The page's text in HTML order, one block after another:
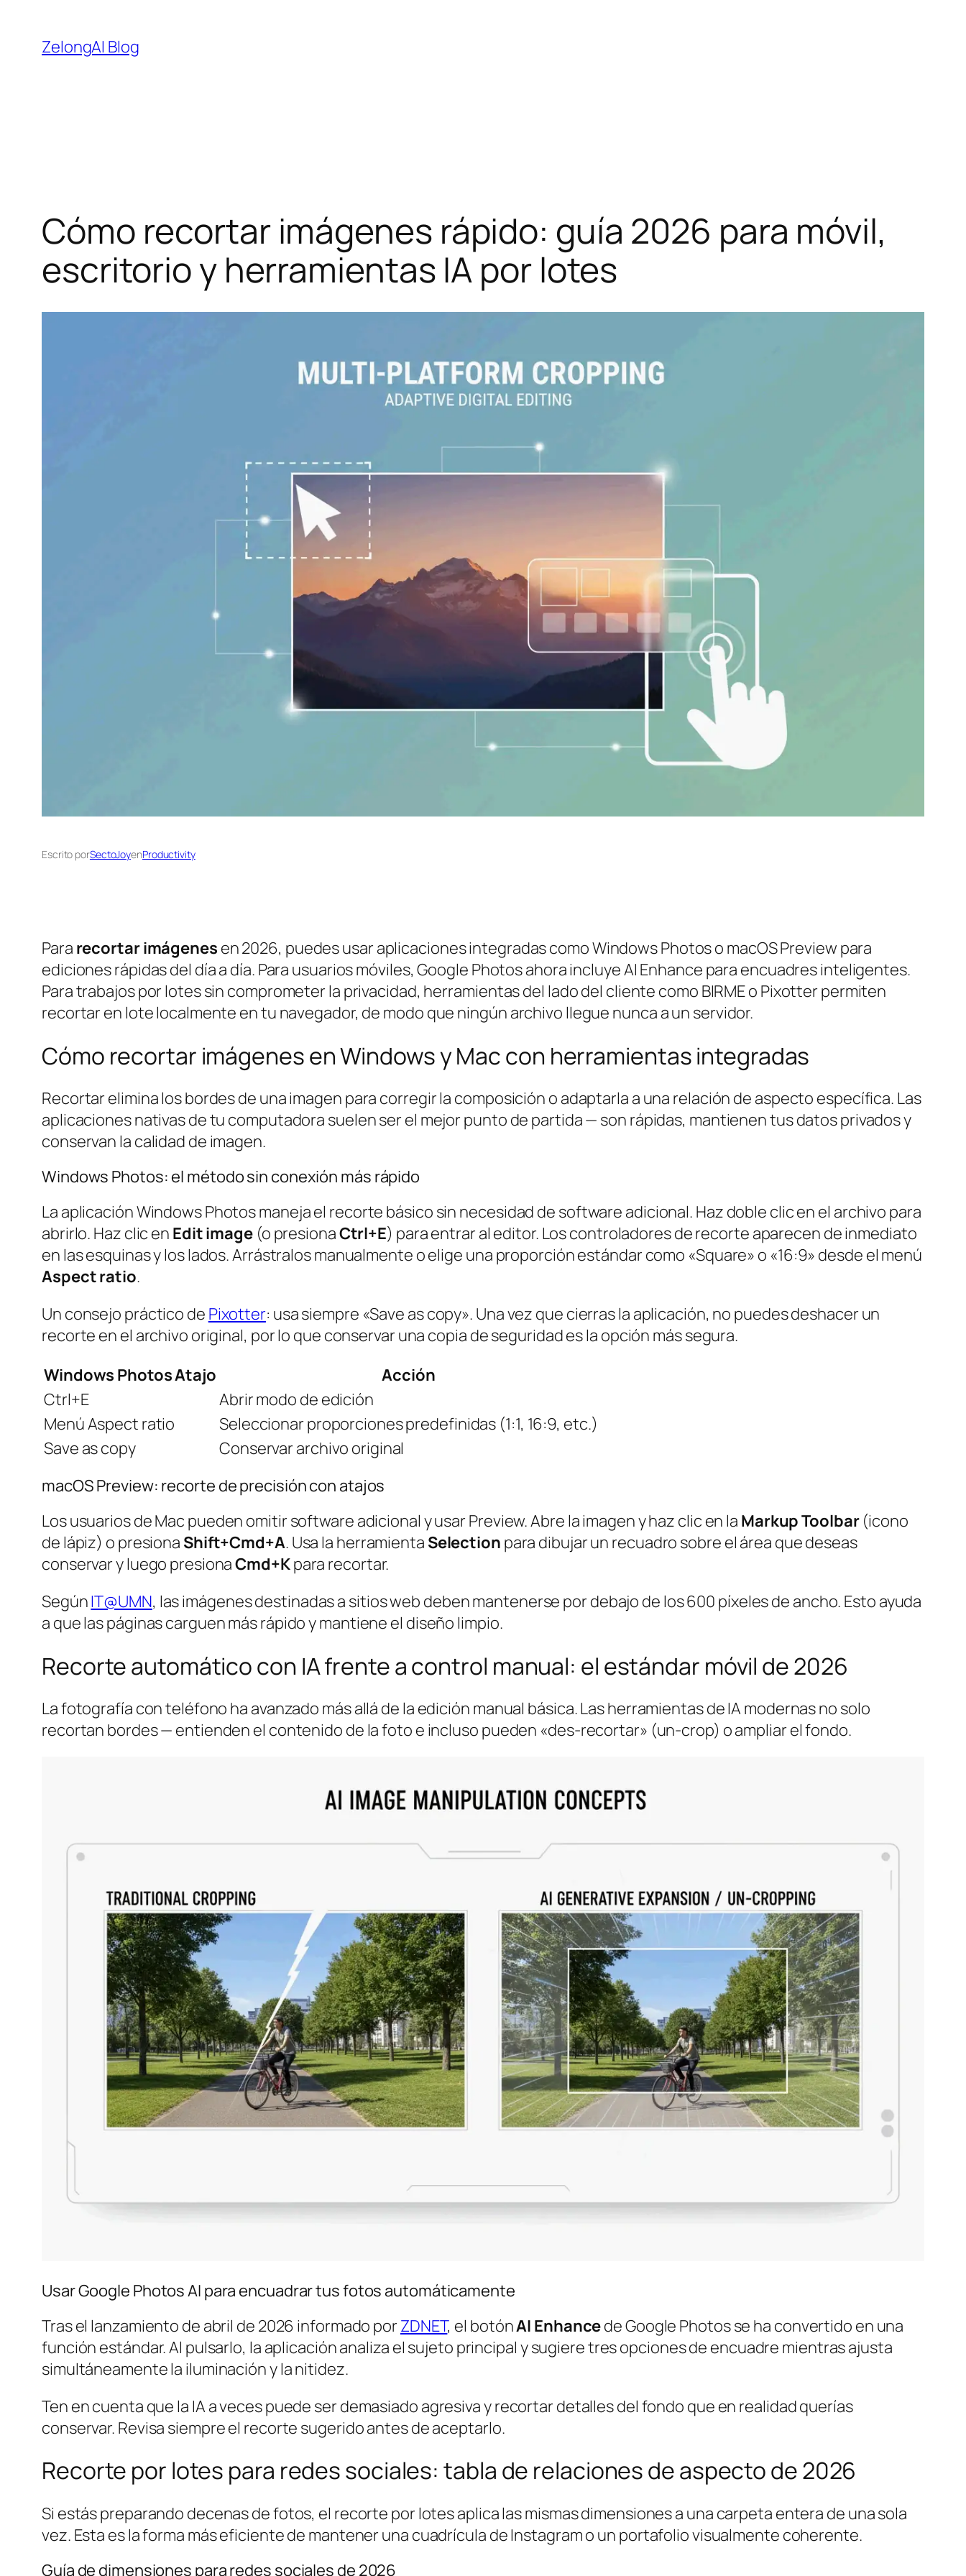
contenido
ZelongAI Blog
Cómo recortar imágenes rápido: guía 2026 para móvil,
escritorio y herramientas IA por lotes
Escrito porSectoJoyenProductivity
Para recortar imágenes en 2026, puedes usar aplicaciones integradas como Windows Photos o macOS Preview para
ediciones rápidas del día a día. Para usuarios móviles, Google Photos ahora incluye AI Enhance para encuadres inteligentes.
Para trabajos por lotes sin comprometer la privacidad, herramientas del lado del cliente como BIRME o Pixotter permiten
recortar en lote localmente en tu navegador, de modo que ningún archivo llegue nunca a un servidor.
Cómo recortar imágenes en Windows y Mac con herramientas integradas
Recortar elimina los bordes de una imagen para corregir la composición o adaptarla a una relación de aspecto específica. Las
aplicaciones nativas de tu computadora suelen ser el mejor punto de partida — son rápidas, mantienen tus datos privados y
conservan la calidad de imagen.
Windows Photos: el método sin conexión más rápido
La aplicación Windows Photos maneja el recorte básico sin necesidad de software adicional. Haz doble clic en el archivo para
abrirlo. Haz clic en Edit image(o presionaCtrl+E) para entrar al editor. Los controladores de recorte aparecen de inmediato
en las esquinas y los lados. Arrástralos manualmente o elige una proporción estándar como «Square» o «16:9» desde el menú
Aspect ratio.
Un consejo práctico de Pixotter: usa siempre «Save as copy». Una vez que cierras la aplicación, no puedes deshacer un
recorte en el archivo original, por lo que conservar una copia de seguridad es la opción más segura.
Windows Photos Atajo
Acción
Ctrl+E
Abrir modo de edición
Menú Aspect ratio
Seleccionar proporciones predefinidas (1:1, 16:9, etc.)
Save as copy
Conservar archivo original
macOS Preview: recorte de precisión con atajos
Los usuarios de Mac pueden omitir software adicional y usar Preview. Abre la imagen y haz clic en la Markup Toolbar(icono
de lápiz) o presiona Shift+Cmd+A. Usa la herramienta Selection para dibujar un recuadro sobre el área que deseas
conservar y luego presionaCmd+Kpara recortar.
SegúnIT@UMN, las imágenes destinadas a sitios web deben mantenerse por debajo de los 600 píxeles de ancho. Esto ayuda
a que las páginas carguen más rápido y mantiene el diseño limpio.
Recorte automático con IA frente a control manual: el estándar móvil de 2026
La fotografía con teléfono ha avanzado más allá de la edición manual básica. Las herramientas de IA modernas no solo
recortan bordes — entienden el contenido de la foto e incluso pueden «des-recortar» (un-crop) o ampliar el fondo.
Usar Google Photos AI para encuadrar tus fotos automáticamente
Tras el lanzamiento de abril de 2026 informado por ZDNET, el botónAI Enhancede Google Photos se ha convertido en una
función estándar. Al pulsarlo, la aplicación analiza el sujeto principal y sugiere tres opciones de encuadre mientras ajusta
simultáneamente la iluminación y la nitidez.
Ten en cuenta que la IA a veces puede ser demasiado agresiva y recortar detalles del fondo que en realidad querías
conservar. Revisa siempre el recorte sugerido antes de aceptarlo.
Recorte por lotes para redes sociales: tabla de relaciones de aspecto de 2026
Si estás preparando decenas de fotos, el recorte por lotes aplica las mismas dimensiones a una carpeta entera de una sola
vez. Esta es la forma más eficiente de mantener una cuadrícula de Instagram o un portafolio visualmente coherente.
Guía de dimensiones para redes sociales de 2026